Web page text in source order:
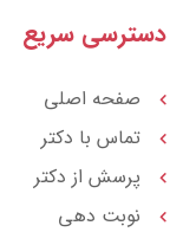
a
t
سریع
صفحه اصلی
تماس با دکتر
پرسش از دکتر
نوبت دهی